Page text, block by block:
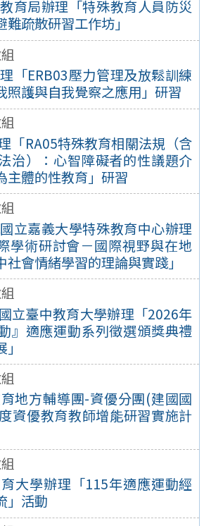
育局辦理「特殊教育人員防災
疏散研習工作坊」
「ERB03壓力管理及放鬆訓練
照護與自我覺察之應用」研習
「RA05特殊教育相關法規（含
治）：心智障礙者的性議題介
主體的性教育」研習
立嘉義大學特殊教育中心辦理
學術研討會－國際視野與在地
會情緒學習的理論與實踐」
立臺中教育大學辦理「2026年
』適應運動系列徵選頒獎典禮
地方輔導團-資優分團(建國國
資優教育教師增能研習實施計
大學辦理「115年適應運動經
」活動